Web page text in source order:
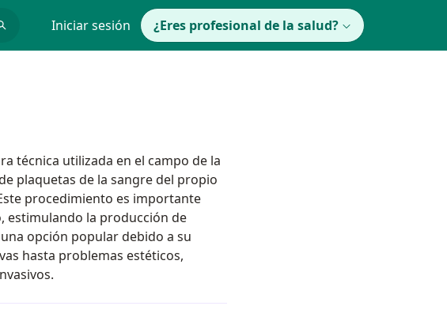
Iniciar sesión ¿Eres profesional de la salud?
técnica utilizada en el campo de la
plaquetas de la sangre del propio
procedimiento es importante
estimulando la producción de
opción popular debido a su
hasta problemas estéticos,